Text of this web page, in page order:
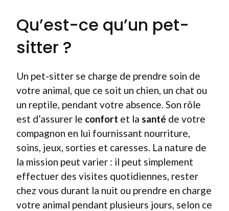
Qu’est-ce qu’un pet-
sitter ?
Un pet-sitter se charge de prendre soin de
votre animal, que ce soit un chien, un chat ou
un reptile, pendant votre absence. Son rôle
est d’assurer le confort et la santé de votre
compagnon en lui fournissant nourriture,
soins, jeux, sorties et caresses. La nature de
la mission peut varier : il peut simplement
effectuer des visites quotidiennes, rester
chez vous durant la nuit ou prendre en charge
votre animal pendant plusieurs jours, selon ce